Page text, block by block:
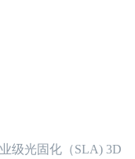
级光固化（SLA) 3D